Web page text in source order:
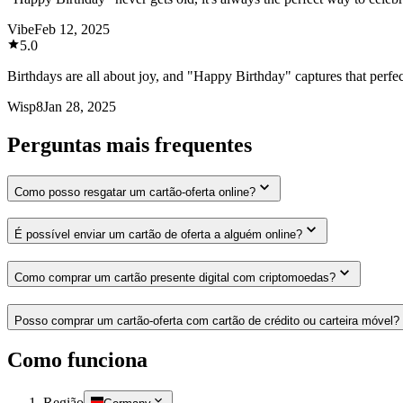
VibeFeb 12, 2025
5.0
Birthdays are all about joy, and "Happy Birthday" captures that
Wisp8Jan 28, 2025
Perguntas mais frequentes
Como posso resgatar um cartão-oferta online?
É possível enviar um cartão de oferta a alguém online?
Como comprar um cartão presente digital com criptomoedas?
Posso comprar um cartão-oferta com cartão de crédito ou carteira móvel?
Como funciona